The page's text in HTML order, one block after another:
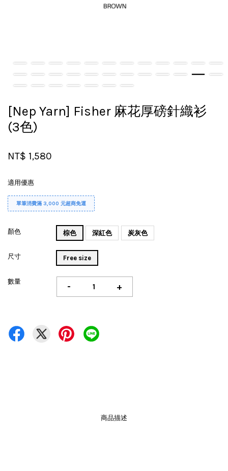
[Nep Yarn] Fisher 麻花厚磅針織衫
(3色)
NT$ 1,580
適用優惠
單筆消費滿 3,000 元超商免運
顏色 棕色 深紅色 炭灰色
尺寸 Free size
數量 - +
商品描述